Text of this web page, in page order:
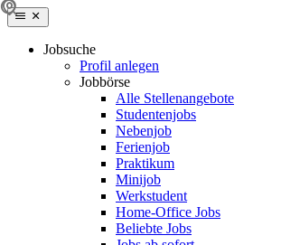
Jobsuche
Profil anlegen
Jobbörse
Alle Stellenangebote
Studentenjobs
Nebenjob
Ferienjob
Praktikum
Minijob
Werkstudent
Home-Office Jobs
Beliebte Jobs